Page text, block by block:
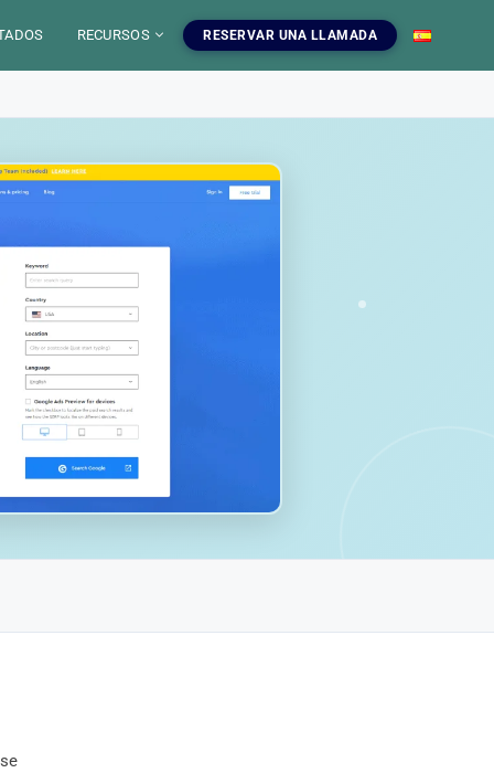
servicios SEO
SEO, auditorias,
web y estrategia de
Ver nuestros servicios
RECURSOS
SEO
blog y
el SEO.
las herramientas
RESERVAR UNA LLAMADA